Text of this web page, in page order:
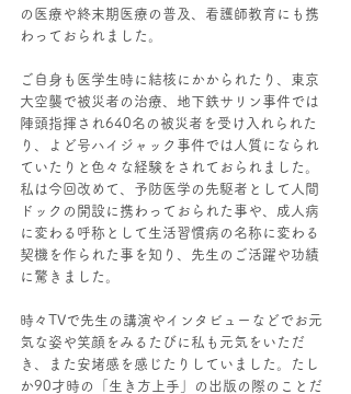
の医療や終末期医療の普及、看護師教育にも携
わっておられました。
ご自身も医学生時に結核にかかられたり、東京
大空襲で被災者の治療、地下鉄サリン事件では
陣頭指揮され640名の被災者を受け入れられた
り、よど号ハイジャック事件では人質になられ
ていたりと色々な経験をされておられました。
私は今回改めて、予防医学の先駆者として人間
ドックの開設に携わっておられた事や、成人病
に変わる呼称として生活習慣病の名称に変わる
契機を作られた事を知り、先生のご活躍や功績
に驚きました。
時々TVで先生の講演やインタビューなどでお元
気な姿や笑顔をみるたびに私も元気をいただ
き、また安堵感を感じたりしていました。たし
か90才時の「生き方上手」の出版の際のことだ